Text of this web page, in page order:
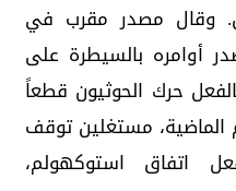
وقال مصدر مقرب في
أوامره بالسيطرة على
حرك الحوثيون قطعاً
الماضية، مستغلين توقف
اتفاق استوكهولم،